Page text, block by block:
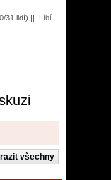
/31 lidí) ||